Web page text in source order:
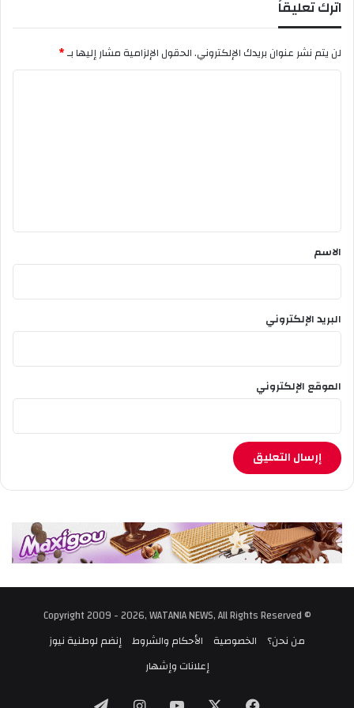
و
ا
و
ر
اترك تعليقاً
لن يتم نشر عنوان بريدك الإلكتروني.الحقول الإلزامية مشار إليها بـ*
*
الاسم
البريد الإلكتروني
الموقع الإلكتروني
© Copyright 2009 - 2026, WATANIA NEWS, All Rights Reserved
من نحن؟
الخصوصية الأحكام والشروط إنضم لوطنية نيوز
إعلانات وإشهار